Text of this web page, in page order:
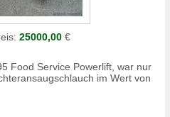
25000,00€
Food Service Powerlift, war nur
im Wert von